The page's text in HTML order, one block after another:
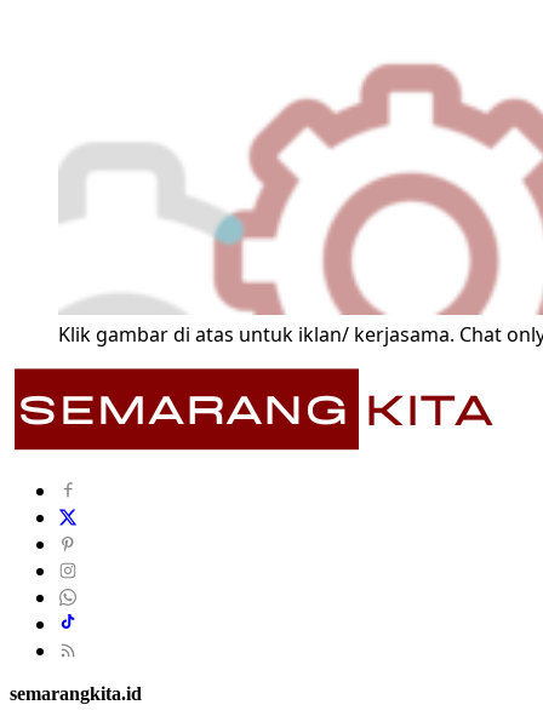
Klik gambar di atas untuk iklan/ kerjasama. Chat
semarangkita.id